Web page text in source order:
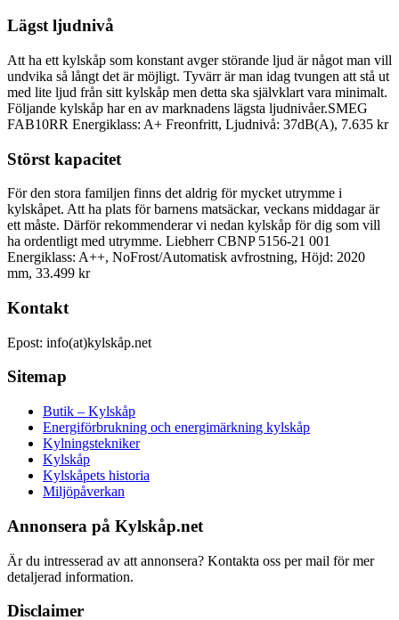
Lägst ljudnivå
Att ha ett kylskåp som konstant avger störande ljud är något man vill
undvika så långt det är möjligt. Tyvärr är man idag tvungen att stå ut
med lite ljud från sitt kylskåp men detta ska självklart vara minimalt.
Följande kylskåp har en av marknadens lägsta ljudnivåer.SMEG
FAB10RR Energiklass: A+ Freonfritt, Ljudnivå: 37dB(A), 7.635 kr
Störst kapacitet
För den stora familjen finns det aldrig för mycket utrymme i
kylskåpet. Att ha plats för barnens matsäckar, veckans middagar är
ett måste. Därför rekommenderar vi nedan kylskåp för dig som vill
ha ordentligt med utrymme. Liebherr CBNP 5156-21 001
Energiklass: A++, NoFrost/Automatisk avfrostning, Höjd: 2020
mm, 33.499 kr
Kontakt
Epost: info(at)kylskåp.net
Sitemap
Butik – Kylskåp
Energiförbrukning och energimärkning kylskåp
Kylningstekniker
Kylskåp
Kylskåpets historia
Miljöpåverkan
Annonsera på Kylskåp.net
Är du intresserad av att annonsera? Kontakta oss per mail för mer
detaljerad information.
Disclaimer